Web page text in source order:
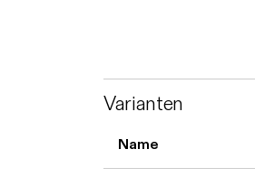
Varianten
Name